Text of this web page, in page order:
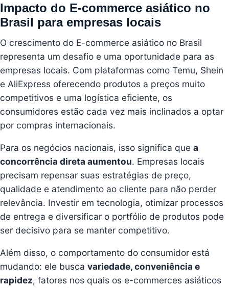
Impacto do E-commerce asiático no
Brasil para empresas locais
O crescimento do E-commerce asiático no Brasil
representa um desafio e uma oportunidade para as
empresas locais. Com plataformas como Temu, Shein
e AliExpress oferecendo produtos a preços muito
competitivos e uma logística eficiente, os
consumidores estão cada vez mais inclinados a optar
por compras internacionais.
Para os negócios nacionais, isso significa que a
concorrência direta aumentou. Empresas locais
precisam repensar suas estratégias de preço,
qualidade e atendimento ao cliente para não perder
relevância. Investir em tecnologia, otimizar processos
de entrega e diversificar o portfólio de produtos pode
ser decisivo para se manter competitivo.
Além disso, o comportamento do consumidor está
mudando: ele busca variedade, conveniência e
rapidez, fatores nos quais os e-commerces asiáticos